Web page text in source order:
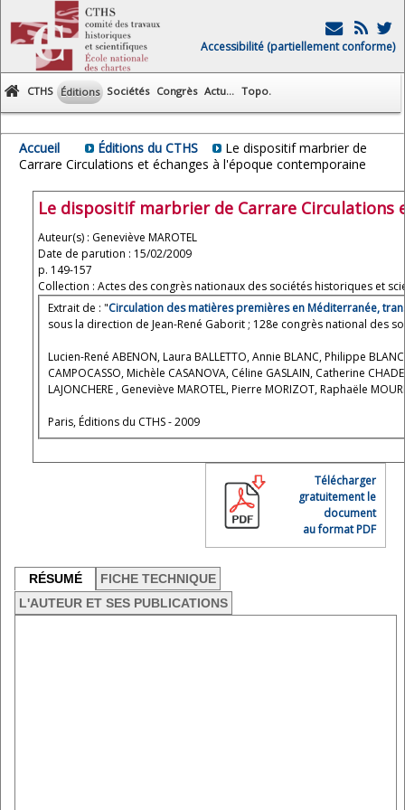
Accessibilité (partiellement conforme)
CTHS Éditions Sociétés Congrès Actu... Topo.
Accueil Éditions du CTHS
Le dispositif marbrier de
Carrare Circulations et échanges à l'époque contemporaine
Le dispositif marbrier de Carrare Circulations
Auteur(s) : Geneviève MAROTEL
Date de parution : 15/02/2009
p. 149-157
Collection : Actes des congrès nationaux des sociétés historiques et
Extrait de : "Circulation des matières premières en Méditerranée,
sous la direction de Jean-René Gaborit ; 128e congrès national des
Lucien-René ABENON, Laura BALLETTO, Annie BLANC, Philippe
CAMPOCASSO, Michèle CASANOVA, Céline GASLAIN, Catherine
LAJONCHERE , Geneviève MAROTEL, Pierre MORIZOT, Raphaële
Paris, Éditions du CTHS - 2009
Télécharger
gratuitement le
document
au format PDF
RÉSUMÉ
FICHE TECHNIQUE
L'AUTEUR ET SES PUBLICATIONS